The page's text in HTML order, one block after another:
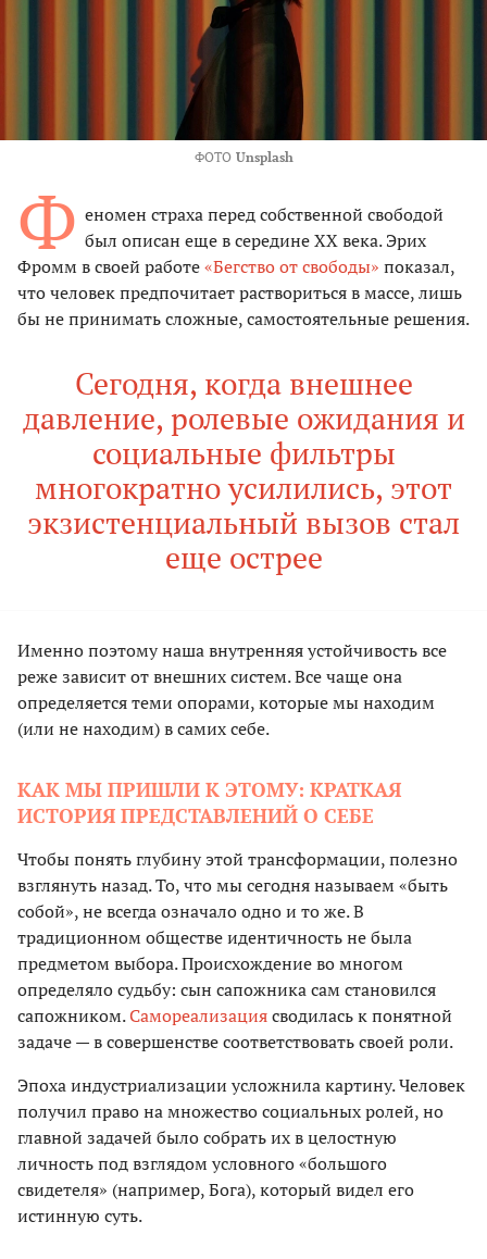
ФОТО Unsplash
Ф еномен страха перед собственной свободой
был описан еще в середине XX века. Эрих
Фромм в своей работе«Бегство от свободы» показал,
что человек предпочитает раствориться в массе, лишь
бы не принимать сложные, самостоятельные решения.
Сегодня, когда внешнее
давление, ролевые ожидания и
социальные фильтры
многократно усилились, этот
экзистенциальный вызов стал
еще острее
Именно поэтому наша внутренняя устойчивость все
реже зависит от внешних систем. Все чаще она
определяется теми опорами, которые мы находим
(или не находим) в самих себе.
КАК МЫ ПРИШЛИ К ЭТОМУ: КРАТКАЯ
ИСТОРИЯ ПРЕДСТАВЛЕНИЙ О СЕБЕ
Чтобы понять глубину этой трансформации, полезно
взглянуть назад. То, что мы сегодня называем «быть
собой», не всегда означало одно и то же. В
традиционном обществе идентичность не была
предметом выбора. Происхождение во многом
определяло судьбу: сын сапожника сам становился
сапожником.Самореализациясводилась к понятной
задаче — в совершенстве соответствовать своей роли.
Эпоха индустриализации усложнила картину. Человек
получил право на множество социальных ролей, но
главной задачей было собрать их в целостную
личность под взглядом условного «большого
свидетеля» (например, Бога), который видел его
истинную суть.